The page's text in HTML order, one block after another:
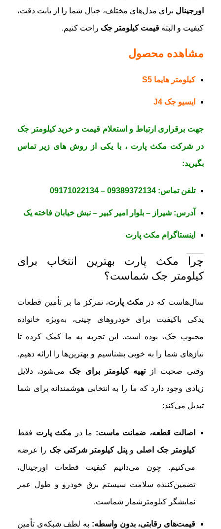
اورجینال برای مدل‌های مختلف، خیال شما را از بابت دقت،
کیفیت و البته قیمت کیلومتر جک راحت کنیم.
مشاهده محصول
کیلومتر هایما S5
ایسیو جک J4
جهت برقراری ارتباط و استعلام قیمت و خرید کیلومتر جک
درشرکت مکث پارت ، با یکی از روش های زیر تماس
بگیرید:
تلفن تماس: 09389372134
–
09171022134
آدرس: شیراز – بلوار امیر کبیر – نبش خیابان فاخته یک
اینستاگرام مکث پارت
چرا مکث پارت بهترین انتخاب برای
کیلومتر جک شماست؟
سال‌هاست که در مکث پارت، تمرکز ما بر تأمین قطعات
یدکی باکیفیت برای خودروهای چینی، به‌ویژه خانواده
محبوب جک، بوده است. این تجربه به ما کمک کرده تا
نیازهای شما را به خوبی بشناسیم و بهترین‌ها را ارائه دهیم.
وقتی صحبت ازتهیه کیلومتر برای جک می‌شود، دلایل
زیادی وجود دارد که ما را به انتخابی هوشمندانه برای شما
تبدیل می‌کند:
اصالت قطعه، ضمانت ماست: ما در مکث پارت فقط
کیلومتر جک اصلی وپنل کیلومتر شرکتی جک را عرضه
می‌کنیم. چون می‌دانیم کیفیت قطعات اورجینال،
تضمین‌کننده سلامت سیستم برق خودرو و طول عمر
نمایشگر کیلومترشمار شماست.
قیمت‌های رقابتی، بدون واسطه: به لطف شبکه‌ی تأمین